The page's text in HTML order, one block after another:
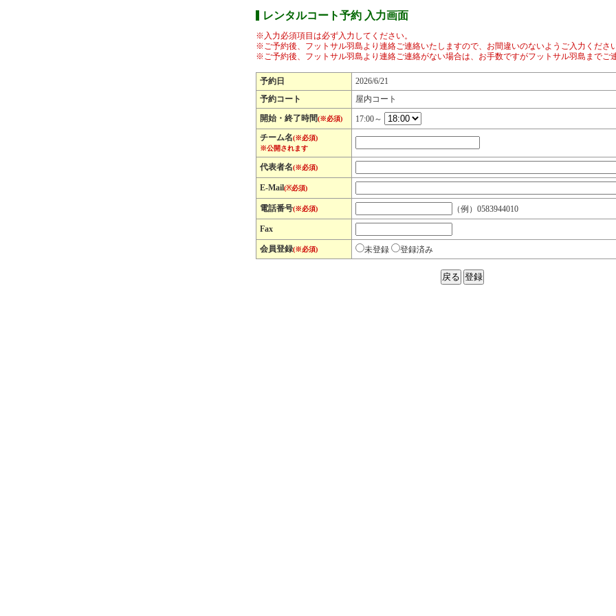
レンタルコート予約 入力画面
※入力必須項目は必ず入力してください。
※ご予約後、フットサル羽島より連絡ご連絡いたしますので、お間違いのないようご入力ください
※ご予約後、フットサル羽島より連絡ご連絡がない場合は、お手数ですがフットサル羽島までご
予約日
2026/6/21
予約コート
屋内コート
開始・終了時間(※必須)
17:00～
チーム名(※必須)
※公開されます
代表者名(※必須)
E-Mail(※必須)
電話番号(※必須) （例）0583944010
Fax
会員登録(※必須) 未登録 登録済み